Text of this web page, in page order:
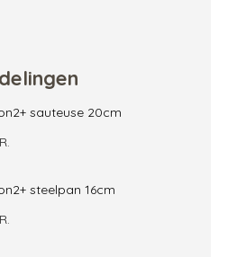
sauteuse 20cm
steelpan 16cm